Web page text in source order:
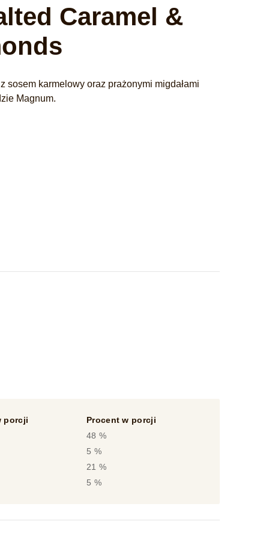
Caramel &
sosem karmelowy oraz prażonymi migdałami
Magnum.
porcji
Procent w porcji
48 %
5 %
21 %
5 %